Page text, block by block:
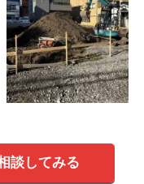
談してみる